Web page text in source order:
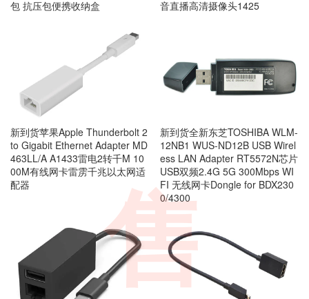
包 抗压包便携收纳盒 音直播高清摄像头1425
新到货苹果Apple Thunderbolt 2
to Gigabit Ethernet Adapter MD
463LL/A A1433雷电2转千M 10
00M有线网卡雷雳千兆以太网适
配器
新到货全新东芝TOSHIBA WLM-
12NB1 WUS-ND12B USB Wirel
ess LAN Adapter RT5572N芯片
USB双频2.4G 5G 300Mbps WI
FI 无线网卡Dongle for BDX230
0/4300
售